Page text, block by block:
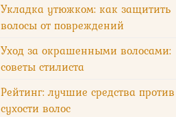
Укладка утюжком: как защитить
волосы от повреждений
Уход за окрашенными волосами:
советы стилиста
Рейтинг: лучшие средства против
сухости волос